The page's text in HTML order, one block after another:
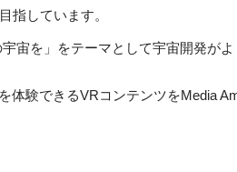
指しています。
宙を」をテーマとして宇宙開発が
体験できるVRコンテンツをMedia